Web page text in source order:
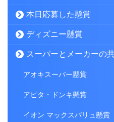
本日応募した懸賞
ディズニー懸賞
スーパーとメーカーの
アオキスーパー懸賞
アピタ・ドンキ懸賞
イオン マックスバリュ懸賞